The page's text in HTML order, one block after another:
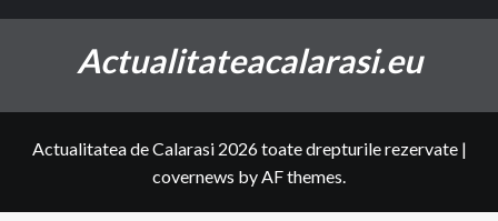
Actualitateacalarasi.eu
Actualitatea de Calarasi 2026 toate drepturile rezervate |
covernews by AF themes.